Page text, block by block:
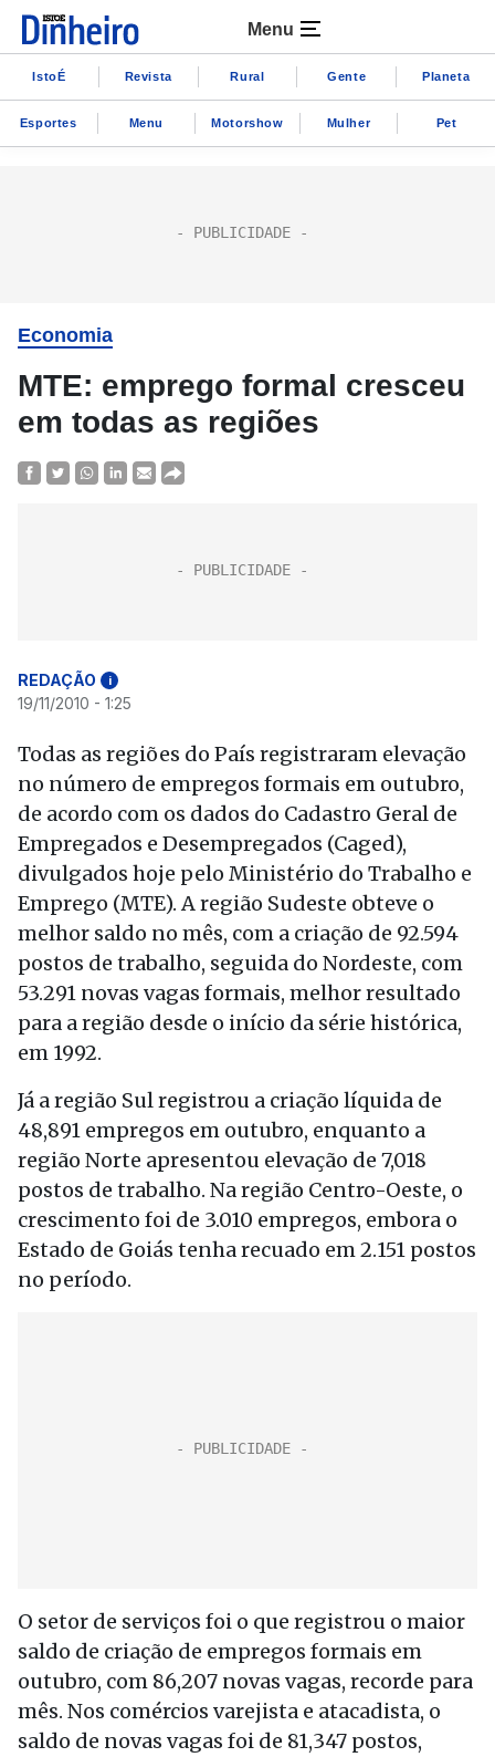
Menu
IstoÉ Revista Rural Gente Planeta
Esportes Menu Motorshow Mulher Pet
Economia
MTE: emprego formal cresceu
em todas as regiões
REDAÇÃO i
19/11/2010 - 1:25
Todas as regiões do País registraram elevação
no número de empregos formais em outubro,
de acordo com os dados do Cadastro Geral de
Empregados e Desempregados (Caged),
divulgados hoje pelo Ministério do Trabalho e
Emprego (MTE). A região Sudeste obteve o
melhor saldo no mês, com a criação de 92.594
postos de trabalho, seguida do Nordeste, com
53.291 novas vagas formais, melhor resultado
para a região desde o início da série histórica,
em 1992.
Já a região Sul registrou a criação líquida de
48,891 empregos em outubro, enquanto a
região Norte apresentou elevação de 7,018
postos de trabalho. Na região Centro-Oeste, o
crescimento foi de 3.010 empregos, embora o
Estado de Goiás tenha recuado em 2.151 postos
no período.
O setor de serviços foi o que registrou o maior
saldo de criação de empregos formais em
outubro, com 86,207 novas vagas, recorde para
mês. Nos comércios varejista e atacadista, o
saldo de novas vagas foi de 81,347 postos,